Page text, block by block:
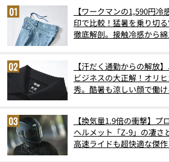
【ワークマンの1,590円
印で比較！猛暑を乗り切
徹底解剖。接触冷感から
【汗だく通勤からの解放
ビジネスの大正解！オリ
秀。酷暑も涼しい顔で働
【換気量1.9倍の衝撃】プ
ヘルメット「Z-9」の凄さ
高速ライドも超快適な傑